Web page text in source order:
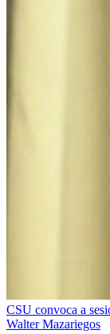
CSU convoca a
Walter Mazariegos